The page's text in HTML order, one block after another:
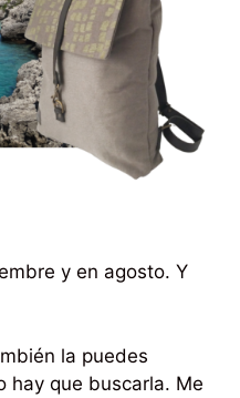
y en agosto. Y
la puedes
hay que buscarla. Me